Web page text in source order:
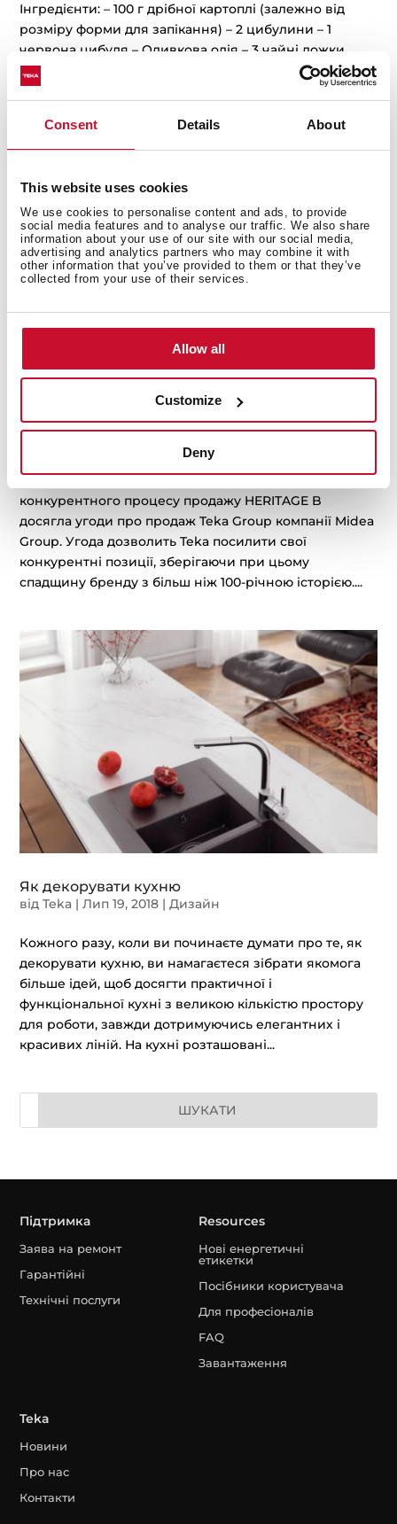
Consent Details About
This website uses cookies
We use cookies to personalise content and ads, to provide
social media features and to analyse our traffic. We also share
information about your use of our site with our social media,
advertising and analytics partners who may combine it with
other information that you’ve provided to them or that they’ve
collected from your use of their services.
Allow all
Customize
Deny
Інгредієнти: – 100 г дрібної картоплі (залежно від
розміру форми для запікання) – 2 цибулини – 1
червона цибуля – Оливкова олія – 3 чайні ложки
цукру – 1 чайна ложка бальзамічного оцту – 1 чайна
ложка кленового сиропу Для...
HERITAGE B оголошує про успішний продаж
Teka Group компанії Midea
Мадрид, 7 червня 2024 р. Після завершення
конкурентного процесу продажу HERITAGE B
досягла угоди про продаж Teka Group компанії Midea
Group. Угода дозволить Teka посилити свої
конкурентні позиції, зберігаючи при цьому
спадщину бренду з більш ніж 100-річною історією....
Як декорувати кухню
відTeka |Лип 19, 2018 |Дизайн
Кожного разу, коли ви починаєте думати про те, як
декорувати кухню, ви намагаєтеся зібрати якомога
більше ідей, щоб досягти практичної і
функціональної кухні з великою кількістю простору
для роботи, завжди дотримуючись елегантних і
красивих ліній. На кухні розташовані...
Підтримка
Заява на ремонт
Гарантійні
Технічні послуги
Resources
Нові енергетичні
етикетки
Посібники користувача
Для професіоналів
FAQ
Завантаження
Teka
Новини
Про нас
Контакти